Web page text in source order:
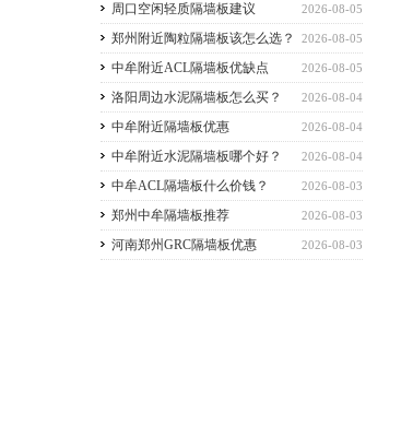
选？
2026-08-05
周口空闲轻质隔墙板建议
2026-08-05
郑州附近陶粒隔墙板该怎么选？
2026-08-05
中牟附近ACL隔墙板优缺点
2026-08-04
洛阳周边水泥隔墙板怎么买？
2026-08-04
中牟附近隔墙板优惠
2026-08-04
中牟附近水泥隔墙板哪个好？
2026-08-03
中牟ACL隔墙板什么价钱？
2026-08-03
郑州中牟隔墙板推荐
2026-08-03
河南郑州GRC隔墙板优惠